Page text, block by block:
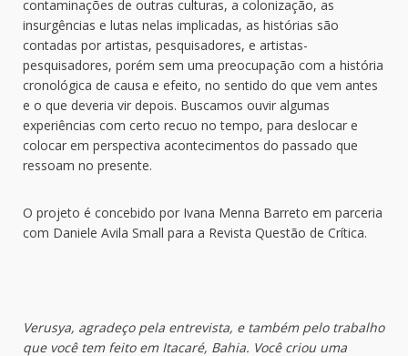
contaminações de outras culturas, a colonização, as
insurgências e lutas nelas implicadas, as histórias são
contadas por artistas, pesquisadores, e artistas-
pesquisadores, porém sem uma preocupação com a história
cronológica de causa e efeito, no sentido do que vem antes
e o que deveria vir depois. Buscamos ouvir algumas
experiências com certo recuo no tempo, para deslocar e
colocar em perspectiva acontecimentos do passado que
ressoam no presente.
O projeto é concebido por Ivana Menna Barreto em parceria
com Daniele Avila Small para a Revista Questão de Crítica.
Verusya, agradeço pela entrevista, e também pelo trabalho
que você tem feito em Itacaré, Bahia. Você criou uma